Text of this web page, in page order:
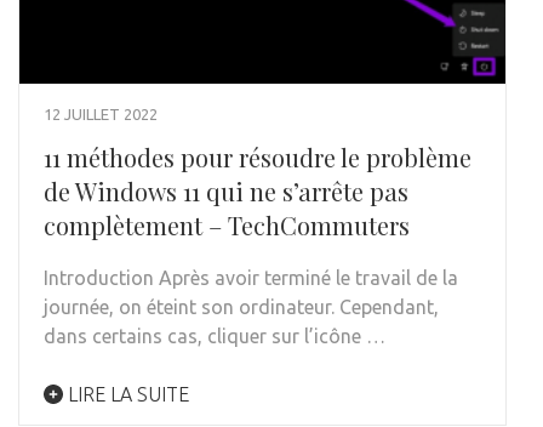
12 JUILLET 2022
11 méthodes pour résoudre le problème
de Windows 11 qui ne s’arrête pas
complètement – TechCommuters
Introduction Après avoir terminé le travail de la
journée, on éteint son ordinateur. Cependant,
dans certains cas, cliquer sur l’icône …
LIRE LA SUITE